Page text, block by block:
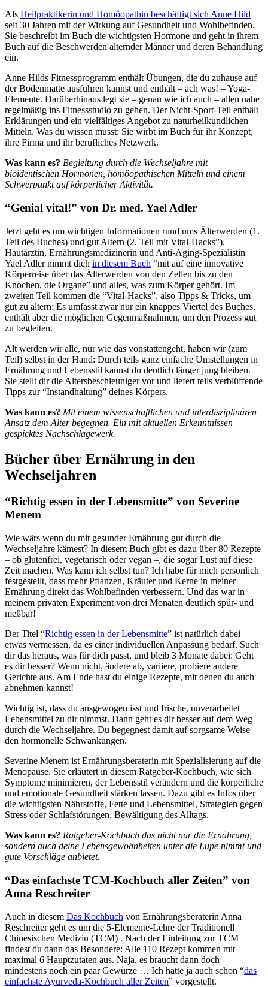
Als Heilpraktikerin und Homöopathin beschäftigt sich Anne Hild
seit 30 Jahren mit der Wirkung auf Gesundheit und Wohlbefinden.
Sie beschreibt im Buch die wichtigsten Hormone und geht in ihrem
Buch auf die Beschwerden alternder Männer und deren Behandlung
ein.
Anne Hilds Fitnessprogramm enthält Übungen, die du zuhause auf
der Bodenmatte ausführen kannst und enthält – ach was! – Yoga-
Elemente. Darüberhinaus legt sie – genau wie ich auch – allen nahe
regelmäßig ins Fitnessstudio zu gehen. Der Nicht-Sport-Teil enthält
Erklärungen und ein vielfältiges Angebot zu naturheilkundlichen
Mitteln. Was du wissen musst: Sie wirbt im Buch für ihr Konzept,
ihre Firma und ihr berufliches Netzwerk.
Was kann es? Begleitung durch die Wechseljahre mit
bioidentischen Hormonen, homöopathischen Mitteln und einem
Schwerpunkt auf körperlicher Aktivität.
“Genial vital!” von Dr. med. Yael Adler
Jetzt geht es um wichtigen Informationen rund ums Älterwerden (1.
Teil des Buches) und gut Altern (2. Teil mit Vital-Hacks”).
Hautärztin, Ernährungsmedizinerin und Anti-Aging-Spezialistin
Yael Adler nimmt dich in diesem Buch “mit auf eine innovative
Körperreise über das Älterwerden von den Zellen bis zu den
Knochen, die Organe” und alles, was zum Körper gehört. Im
zweiten Teil kommen die “Vital-Hacks”, also Tipps & Tricks, um
gut zu altern: Es umfasst zwar nur ein knappes Viertel des Buches,
enthält aber die möglichen Gegenmaßnahmen, um den Prozess gut
zu begleiten.
Alt werden wir alle, nur wie das vonstattengeht, haben wir (zum
Teil) selbst in der Hand: Durch teils ganz einfache Umstellungen in
Ernährung und Lebensstil kannst du deutlich länger jung bleiben.
Sie stellt dir die Altersbeschleuniger vor und liefert teils verblüffende
Tipps zur “Instandhaltung” deines Körpers.
Was kann es? Mit einem wissenschaftlichen und interdisziplinären
Ansatz dem Alter begegnen. Ein mit aktuellen Erkenntnissen
gespicktes Nachschlagewerk.
Bücher über Ernährung in den
Wechseljahren
“Richtig essen in der Lebensmitte” von Severine
Menem
Wie wärs wenn du mit gesunder Ernährung gut durch die
Wechseljahre kämest? In diesem Buch gibt es dazu über 80 Rezepte
– ob glutenfrei, vegetarisch oder vegan –, die sogar Lust auf diese
Zeit machen. Was kann ich selbst tun? Ich habe für mich persönlich
festgestellt, dass mehr Pflanzen, Kräuter und Kerne in meiner
Ernährung direkt das Wohlbefinden verbessern. Und das war in
meinem privaten Experiment von drei Monaten deutlich spür- und
meßbar!
Der Titel “Richtig essen in der Lebensmitte” ist natürlich dabei
etwas vermessen, da es einer individuellen Anpassung bedarf. Such
dir das heraus, was für dich passt, und bleib 3 Monate dabei: Geht
es dir besser? Wenn nicht, ändere ab, variiere, probiere andere
Gerichte aus. Am Ende hast du einige Rezepte, mit denen du auch
abnehmen kannst!
Wichtig ist, dass du ausgewogen isst und frische, unverarbeitet
Lebensmittel zu dir nimmst. Dann geht es dir besser auf dem Weg
durch die Wechseljahre. Du begegnest damit auf sorgsame Weise
den hormonelle Schwankungen.
Severine Menem ist Ernährungsberaterin mit Spezialisierung auf die
Menopause. Sie erläutert in diesem Ratgeber-Kochbuch, wie sich
Symptome minimieren, der Lebensstil verändern und die körperliche
und emotionale Gesundheit stärken lassen. Dazu gibt es Infos über
die wichtigsten Nährstoffe, Fette und Lebensmittel, Strategien gegen
Stress oder Schlafstörungen, Bewältigung des Alltags.
Was kann es? Ratgeber-Kochbuch das nicht nur die Ernährung,
sondern auch deine Lebensgewohnheiten unter die Lupe nimmt und
gute Vorschläge anbietet.
“Das einfachste TCM-Kochbuch aller Zeiten” von
Anna Reschreiter
Auch in diesem Das Kochbuch von Ernährungsberaterin Anna
Reschreiter geht es um die 5-Elemente-Lehre der Traditionell
Chinesischen Medizin (TCM) . Nach der Einleitung zur TCM
findest du dann das Besondere: Alle 110 Rezept kommen mit
maximal 6 Hauptzutaten aus. Naja, es braucht dann doch
mindestens noch ein paar Gewürze … Ich hatte ja auch schon “das
einfachste Ayurveda-Kochbuch aller Zeiten” vorgestellt.